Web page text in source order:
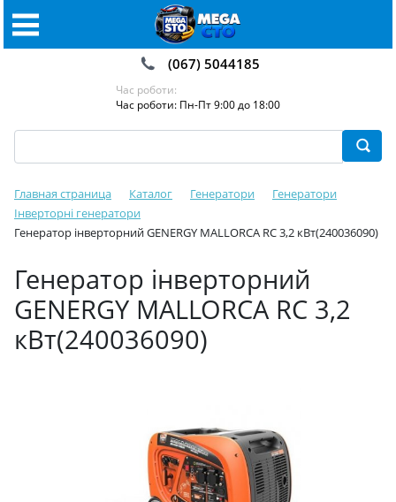
(067) 5044185
Час роботи:
Час роботи: Пн-Пт 9:00 до 18:00
Главная страница Каталог Генератори
Генератори
Інверторні генератори
Генератор інверторний GENERGY MALLORCA RC 3,2 кВт(240036090)
Генератор інверторний
GENERGY MALLORCA RC 3,2
кВт(240036090)